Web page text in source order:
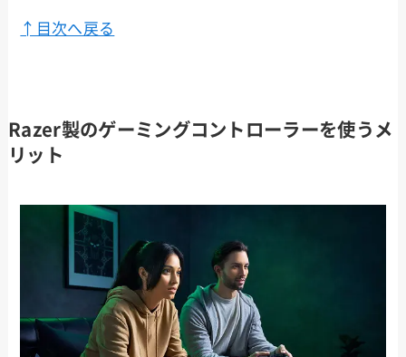
↑目次へ戻る
Razer製のゲーミングコントローラーを使うメ
リット